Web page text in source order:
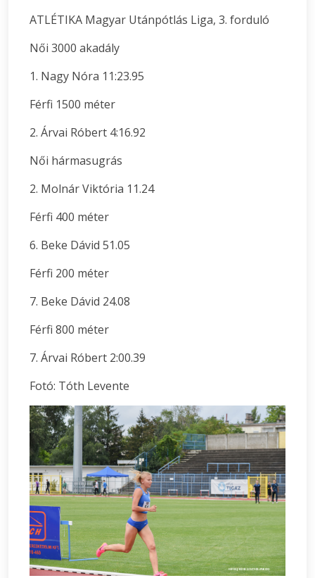
ATLÉTIKA Magyar Utánpótlás Liga, 3. forduló
Női 3000 akadály
1. Nagy Nóra 11:23.95
Férfi 1500 méter
2. Árvai Róbert 4:16.92
Női hármasugrás
2. Molnár Viktória 11.24
Férfi 400 méter
6. Beke Dávid 51.05
Férfi 200 méter
7. Beke Dávid 24.08
Férfi 800 méter
7. Árvai Róbert 2:00.39
Fotó: Tóth Levente